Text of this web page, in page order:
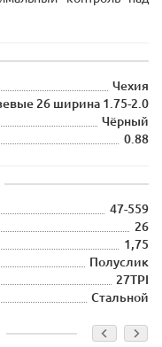
Чехия
26 ширина 1.75-2.0
Чёрный
0.88
47-559
26
1,75
Полуслик
27TPI
Стальной